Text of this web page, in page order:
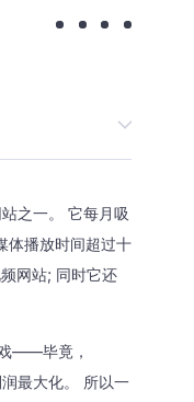
之一。 它每月吸
体播放时间超过十
网站; 同时它还
——毕竟，
最大化。 所以一